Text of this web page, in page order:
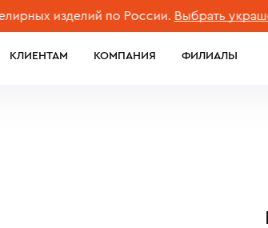
изделий по России. Выбрать украшение
КЛИЕНТАМ КОМПАНИЯ ФИЛИАЛЫ